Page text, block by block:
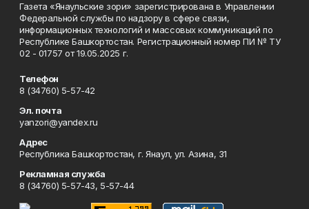
Газета «Янаульские зори» зарегистрирована в Управлении
Федеральной службы по надзору в сфере связи,
информационных технологий и массовых коммуникаций по
Республике Башкортостан. Регистрационный номер ПИ № ТУ
02 - 01757 от 19.05.2025 г.
Телефон
8 (34760) 5-57-42
Эл. почта
yanzori@yandex.ru
Адрес
Республика Башкортостан, г. Янаул, ул. Азина, 31
Рекламная служба
8 (34760) 5-57-43, 5-57-44